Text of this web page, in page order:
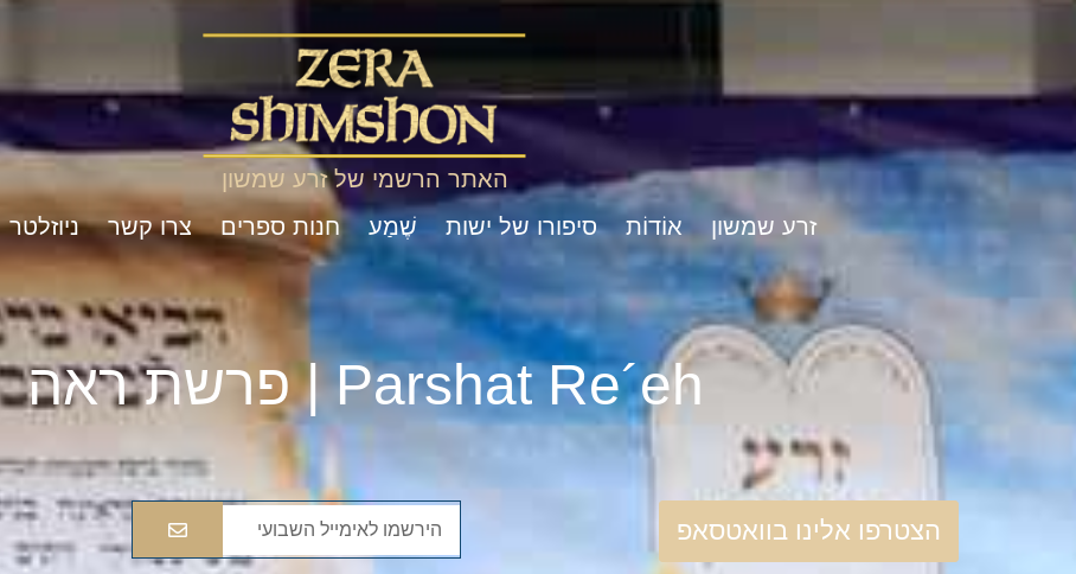
האתר הרשמי של זרע שמשון
זרע שמשון
אוֹדוֹת סיפורו של ישות שֶׁמַע חנות ספרים צרו קשר ניוזלטר
Parshat Re´eh | פרשת ראה
הצטרפו אלינו בוואטסאפ